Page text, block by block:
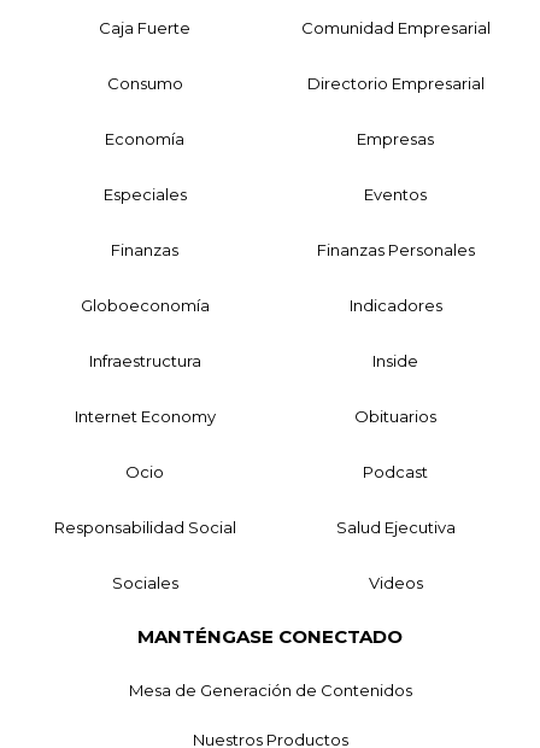
Caja Fuerte Comunidad Empresarial
Consumo Directorio Empresarial
Economía Empresas
Especiales Eventos
Finanzas Finanzas Personales
Globoeconomía Indicadores
Infraestructura Inside
Internet Economy Obituarios
Ocio Podcast
Responsabilidad Social Salud Ejecutiva
Sociales Videos
MANTÉNGASE CONECTADO
Mesa de Generación de Contenidos
Nuestros Productos